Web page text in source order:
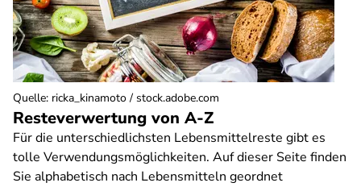
Resteverwertung von A-Z
Für die unterschiedlichsten Lebensmittelreste gibt es
tolle Verwendungsmöglichkeiten. Auf dieser Seite finden
Sie alphabetisch nach Lebensmitteln geordnet
Quelle: ricka_kinamoto / stock.adobe.com